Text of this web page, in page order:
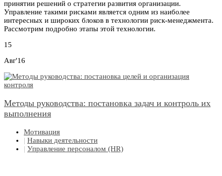
принятии решений о стратегии развития организации.
Управление такими рисками является одним из наиболее
интересных и широких блоков в технологии риск-менеджмента.
Рассмотрим подробно этапы этой технологии.
15
Авг'16
Методы руководства: постановка задач и контроль их
выполнения
Мотивация
| Навыки деятельности
| Управление персоналом (HR)